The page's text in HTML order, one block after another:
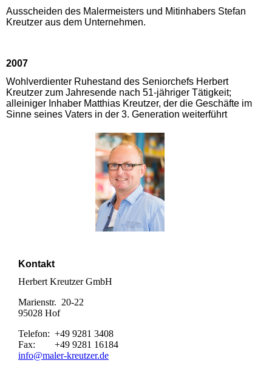
Ausscheiden des Malermeisters und Mitinhabers Stefan
Kreutzer aus dem Unternehmen.
2007
Wohlverdienter Ruhestand des Seniorchefs Herbert
Kreutzer zum Jahresende nach 51-jähriger Tätigkeit;
alleiniger Inhaber Matthias Kreutzer, der die Geschäfte im
Sinne seines Vaters in der 3. Generation weiterführt
Kontakt
Herbert Kreutzer GmbH
Marienstr. 20-22
95028 Hof
Telefon: +49 9281 3408
Fax: +49 9281 16184
info@maler-kreutzer.de